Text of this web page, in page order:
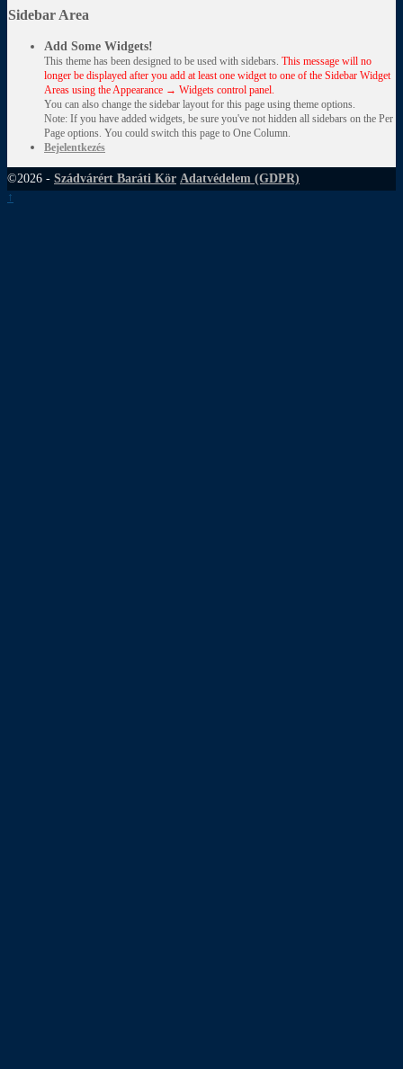
Sidebar Area
Add Some Widgets!
This theme has been designed to be used with sidebars. This message will no
longer be displayed after you add at least one widget to one of the Sidebar Widget
Areas using the Appearance → Widgets control panel.
You can also change the sidebar layout for this page using theme options.
Note: If you have added widgets, be sure you've not hidden all sidebars on the Per
Page options. You could switch this page to One Column.
Bejelentkezés
©2026 - Szádvárért Baráti Kör Adatvédelem (GDPR)
↑